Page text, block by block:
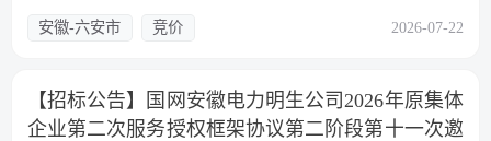
安徽-六安市 竞价 2026-07-22
【招标公告】国网安徽电力明生公司2026年原集体
企业第二次服务授权框架协议第二阶段第十一次邀